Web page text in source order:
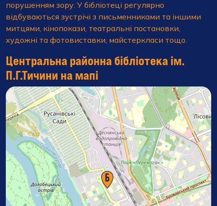
порушенням зору. У бібліотеці регулярно
відбуваються зустрічі з письменниками та іншими
митцями, кінопокази, театральні постановки,
художні та фотовиставки, майстеркласи тощо.
Центральна районна бібліотека ім.
П.Г.Тичини на мапі